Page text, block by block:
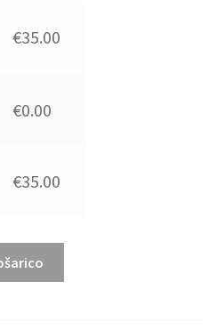
€35.00
€0.00
€35.00